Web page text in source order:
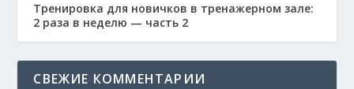
Тренировка для новичков в тренажерном зале:
2 раза в неделю — часть 2
СВЕЖИЕ КОММЕНТАРИИ